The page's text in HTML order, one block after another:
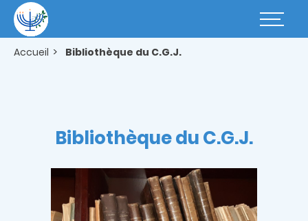
contenu
principal
Basculer
Accueil Bibliothèque du C.G.J.
Bibliothèque du C.G.J.